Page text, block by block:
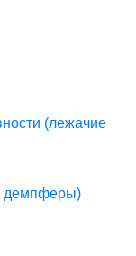
(лежачие
демпферы)